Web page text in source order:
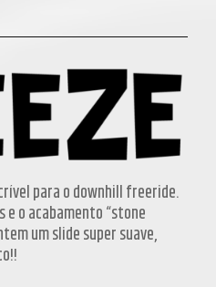
para o downhill freeride.
e o acabamento “stone
um slide super suave,